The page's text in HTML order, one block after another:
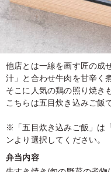
他店とは一線を画す匠の成
汁」と合わせ牛肉を甘辛く
そこに人気の鶏の照り焼き
こちらは五目炊き込みご飯
※「五目炊き込みご飯」は
ンより選択してください。
弁当内容